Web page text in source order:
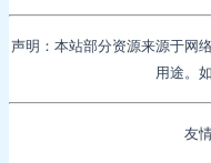
声明：本站部分资源来源于网
用途。
友